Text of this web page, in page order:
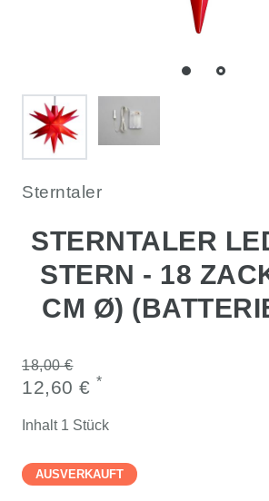
Sterntaler
STERNTALER
STERN - 18
CM Ø)
18,00 €
12,60 € *
Inhalt 1 Stück
AUSVERKAUFT